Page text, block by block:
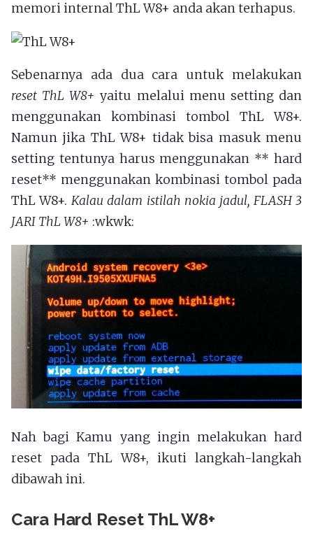
memori internal ThL W8+ anda akan terhapus.
Sebenarnya ada dua cara untuk melakukan
reset ThL W8+ yaitu melalui menu setting dan
menggunakan kombinasi tombol ThL W8+.
Namun jika ThL W8+ tidak bisa masuk menu
setting tentunya harus menggunakan ** hard
reset** menggunakan kombinasi tombol pada
ThL W8+. Kalau dalam istilah nokia jadul, FLASH 3
JARI ThL W8+ :wkwk:
Nah bagi Kamu yang ingin melakukan hard
reset pada ThL W8+, ikuti langkah-langkah
dibawah ini.
Cara Hard Reset ThL W8+